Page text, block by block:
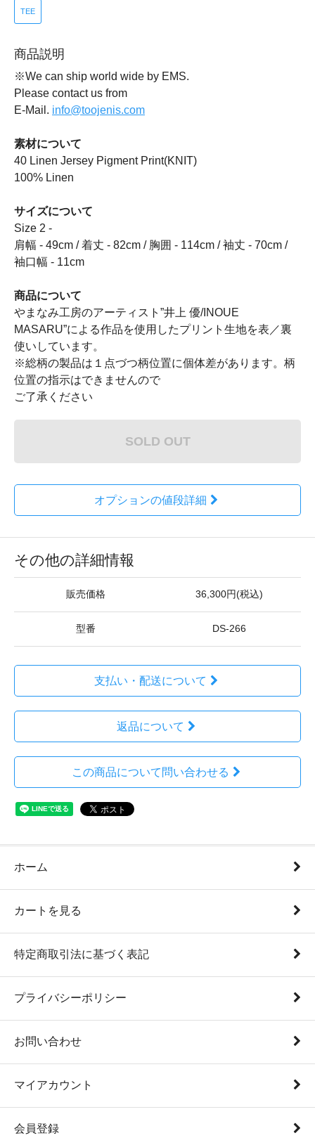
TEE
商品説明
※We can ship world wide by EMS.
Please contact us from
E-Mail. info@toojenis.com
素材について
40 Linen Jersey Pigment Print(KNIT)
100% Linen
サイズについて
Size 2 -
肩幅 - 49cm / 着丈 - 82cm / 胸囲 - 114cm / 袖丈 - 70cm /
袖口幅 - 11cm
商品について
やまなみ工房のアーティスト”井上 優/INOUE
MASARU”による作品を使用したプリント生地を表／裏
使いしています。
※総柄の製品は１点づつ柄位置に個体差があります。柄
位置の指示はできませんので
ご了承ください
SOLD OUT
オプションの値段詳細
その他の詳細情報
販売価格 36,300円(税込)
型番 DS-266
支払い・配送について
返品について
この商品について問い合わせる
ホーム
カートを見る
特定商取引法に基づく表記
プライバシーポリシー
お問い合わせ
マイアカウント
会員登録